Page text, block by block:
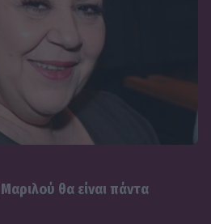
θα είναι πάντα